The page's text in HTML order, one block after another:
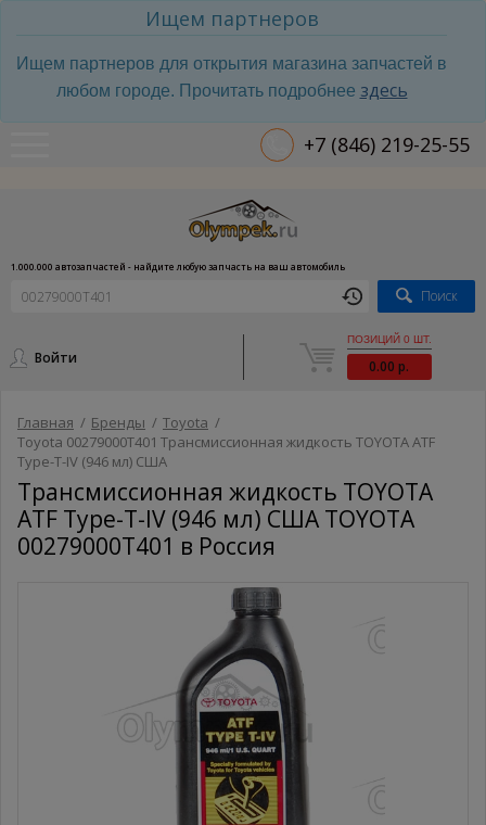
Ищем партнеров
Ищем партнеров для открытия магазина запчастей в
любом городе. Прочитать подробнее здесь
+7 (846) 219-25-55
1.000.000 автозапчастей - найдите любую запчасть на ваш автомобиль
Поиск
Войти
ПОЗИЦИЙ 0 ШТ.
0.00 р.
Главная / Бренды / Toyota /
Toyota 00279000T401 Трансмиссионная жидкость TOYOTA ATF
Type-T-IV (946 мл) США
Трансмиссионная жидкость TOYOTA
ATF Type-T-IV (946 мл) США TOYOTA
00279000T401 в Россия